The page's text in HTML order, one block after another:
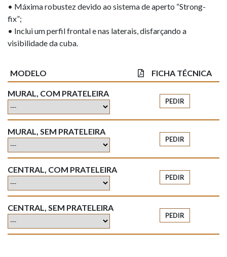
• Máxima robustez devido ao sistema de aperto “Strong-
fix”;
• Inclui um perfil frontal e nas laterais, disfarçando a
visibilidade da cuba.
MODELO FICHA TÉCNICA
MURAL, COM PRATELEIRA
PEDIR
MURAL, SEM PRATELEIRA
PEDIR
CENTRAL, COM PRATELEIRA
PEDIR
CENTRAL, SEM PRATELEIRA
PEDIR